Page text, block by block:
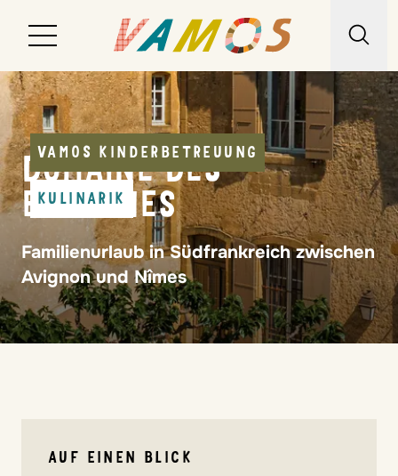
Reiseziele
Reiseart
Über uns
Wunschliste
Kontakt
VAMOS KINDERBETREUUNG
KULINARIK
DOMAINE DES
ESCAUNES
Familienurlaub in Südfrankreich zwischen
Avignon und Nîmes
AUF EINEN BLICK